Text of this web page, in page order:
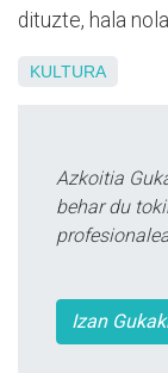
dituzte, hala
KULTURA
Azkoitia
behar du
Izan